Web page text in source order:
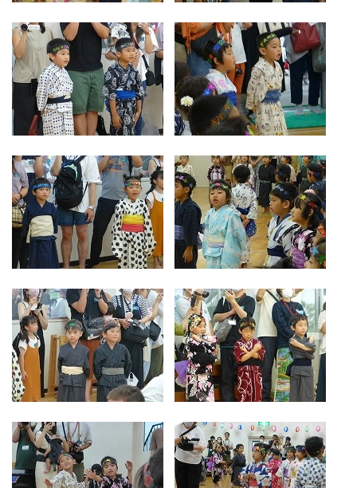
お気軽にご相談ください
メールでお問合せ
24時間年中いつでもお気軽に
072-793-5381
月~金 10:00-18:00